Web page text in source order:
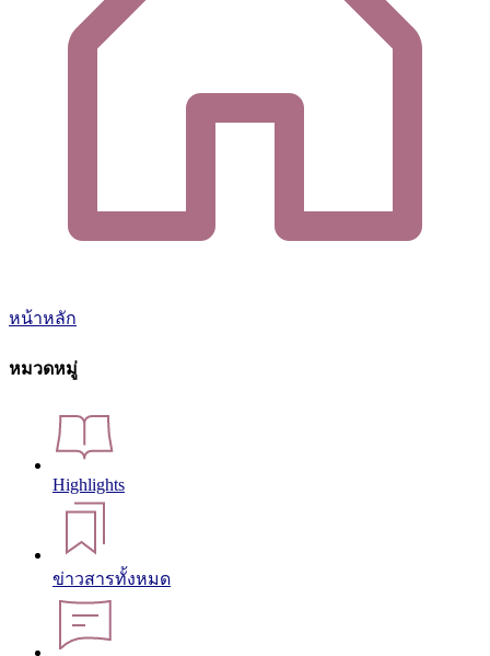
หน้าหลัก
หมวดหมู่
Highlights
ข่าวสารทั้งหมด